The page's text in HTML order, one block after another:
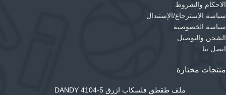
الاحكام والشروط
سياسة الإسترجاع/الإستبدال
سياسة الخصوصية
الشحن والتوصيل
اتصل بنا
منتجات مختارة
ملف طقطق فلسكاب ازرق DANDY 4104-5